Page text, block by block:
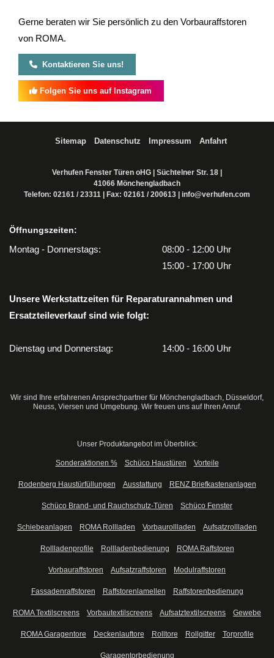
Gerne beraten wir Sie persönlich zu den Vorbauraffstoren
von ROMA.
Kontaktieren Sie uns!
Folgen Sie uns auf Instagram
Sitemap
Datenschutz Impressum Anfahrt
Verhufen Fenster Türen oHG | Süchtelner Str. 18 |
41066 Mönchengladbach
Telefon: 02161 / 23311 | Fax: 02161 / 200613 | info@verhufen.com
Öffnungszeiten:
Montag - Donnerstags:
08:00 - 12:00 Uhr
15:00 - 17:00 Uhr
Unsere Werkstattzeiten für Reparaturannahmen und
Ersatzteileverkauf sind wie folgt:
Dienstag und Donnerstag: 14:00 - 16:00 Uhr
Wir sind Ihre erfahrenen Ansprechpartner für Mönchengladbach, Düsseldorf,
Neuss, Viersen und Umgebung. Wir freuen uns auf Ihren Anruf.
Unser Produktangebot im Überblick:
Sonderaktionen % Schüco Haustüren Vorteile
Rodenberg Haustürfüllungen Ausstattung RENZ Briefkastenanlagen
Schüco Brand- und Rauchschutz-Türen Schüco Fenster
Schiebeanlagen ROMA Rollladen Vorbaurollladen Aufsatzrollladen
Rollladenprofile Rollladenbedienung ROMA Raffstoren
Vorbauraffstoren Aufsatzraffstoren Modulraffstoren
Fassadenraffstoren Raffstorenlamellen Raffstorenbedienung
ROMA Textilscreens Vorbautextilscreens Aufsatztextilscreens Gewebe
ROMA Garagentore Deckenlauftore Rolltore Rollgitter Torprofile
Garagentorbedienung